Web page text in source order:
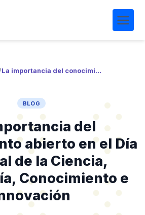
La importancia del conocimiento abierto en el Día Mundial de la Ciencia, Tecnología, Conocimiento e Innovación
BLOG
del
abierto en el Día
de la Ciencia,
Conocimiento e